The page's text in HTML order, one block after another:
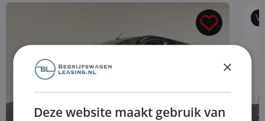
×
Deze website maakt gebruik van